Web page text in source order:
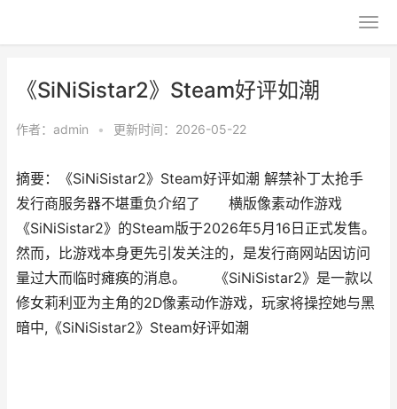
《SiNiSistar2》Steam好评如潮
作者： admin • 更新时间：2026-05-22
摘要：《SiNiSistar2》Steam好评如潮 解禁补丁太抢手
发行商服务器不堪重负介绍了 横版像素动作游戏
《SiNiSistar2》的Steam版于2026年5月16日正式发售。
然而，比游戏本身更先引发关注的，是发行商网站因访问
量过大而临时瘫痪的消息。 《SiNiSistar2》是一款以
修女莉利亚为主角的2D像素动作游戏，玩家将操控她与黑
暗中,《SiNiSistar2》Steam好评如潮